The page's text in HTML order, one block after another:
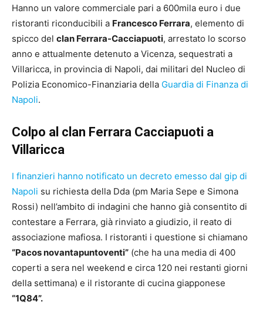
Hanno un valore commerciale pari a 600mila euro i due
ristoranti riconducibili a Francesco Ferrara, elemento di
spicco del clan Ferrara-Cacciapuoti, arrestato lo scorso
anno e attualmente detenuto a Vicenza, sequestrati a
Villaricca, in provincia di Napoli, dai militari del Nucleo di
Polizia Economico-Finanziaria della Guardia di Finanza di
Napoli.
Colpo al clan Ferrara Cacciapuoti a
Villaricca
I finanzieri hanno notificato un decreto emesso dal gip di
Napoli su richiesta della Dda (pm Maria Sepe e Simona
Rossi) nell’ambito di indagini che hanno già consentito di
contestare a Ferrara, già rinviato a giudizio, il reato di
associazione mafiosa. I ristoranti i questione si chiamano
“Pacos novantapuntoventi” (che ha una media di 400
coperti a sera nel weekend e circa 120 nei restanti giorni
della settimana) e il ristorante di cucina giapponese
“1Q84”.